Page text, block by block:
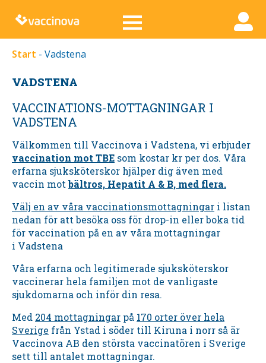
Start - Vadstena
VADSTENA
VACCINATIONS-MOTTAGNINGAR I
VADSTENA
Välkommen till Vaccinova i Vadstena, vi erbjuder
vaccination mot TBE som kostar kr per dos. Våra
erfarna sjuksköterskor hjälper dig även med
vaccin motbältros, Hepatit A & B, med flera.
Välj en av våra vaccinationsmottagningar i listan
nedan för att besöka oss för drop-in eller boka tid
för vaccination på en av våra mottagningar
i Vadstena
Våra erfarna och legitimerade sjuksköterskor
vaccinerar hela familjen mot de vanligaste
sjukdomarna och inför din resa.
Med 204 mottagningar på 170 orter över hela
Sverige från Ystad i söder till Kiruna i norr så är
Vaccinova AB den största vaccinatören i Sverige
sett till antalet mottagningar.